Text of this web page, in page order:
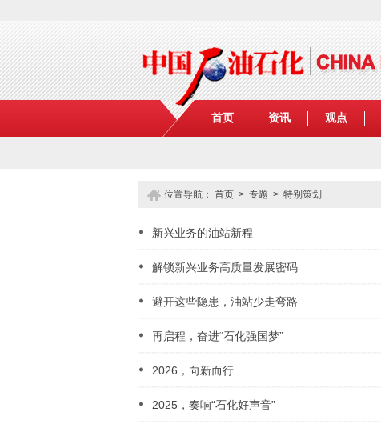
首页 资讯 观点
位置导航： 首页 > 专题 > 特别策划
新兴业务的油站新程
解锁新兴业务高质量发展密码
避开这些隐患，油站少走弯路
再启程，奋进“石化强国梦”
2026，向新而行
2025，奏响“石化好声音”